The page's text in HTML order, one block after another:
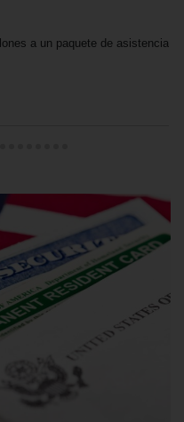
a un paquete de asistencia